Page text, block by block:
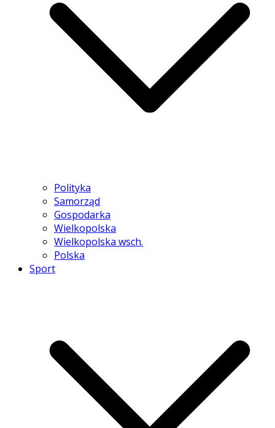
Polityka
Samorząd
Gospodarka
Wielkopolska
Wielkopolska wsch.
Polska
Sport